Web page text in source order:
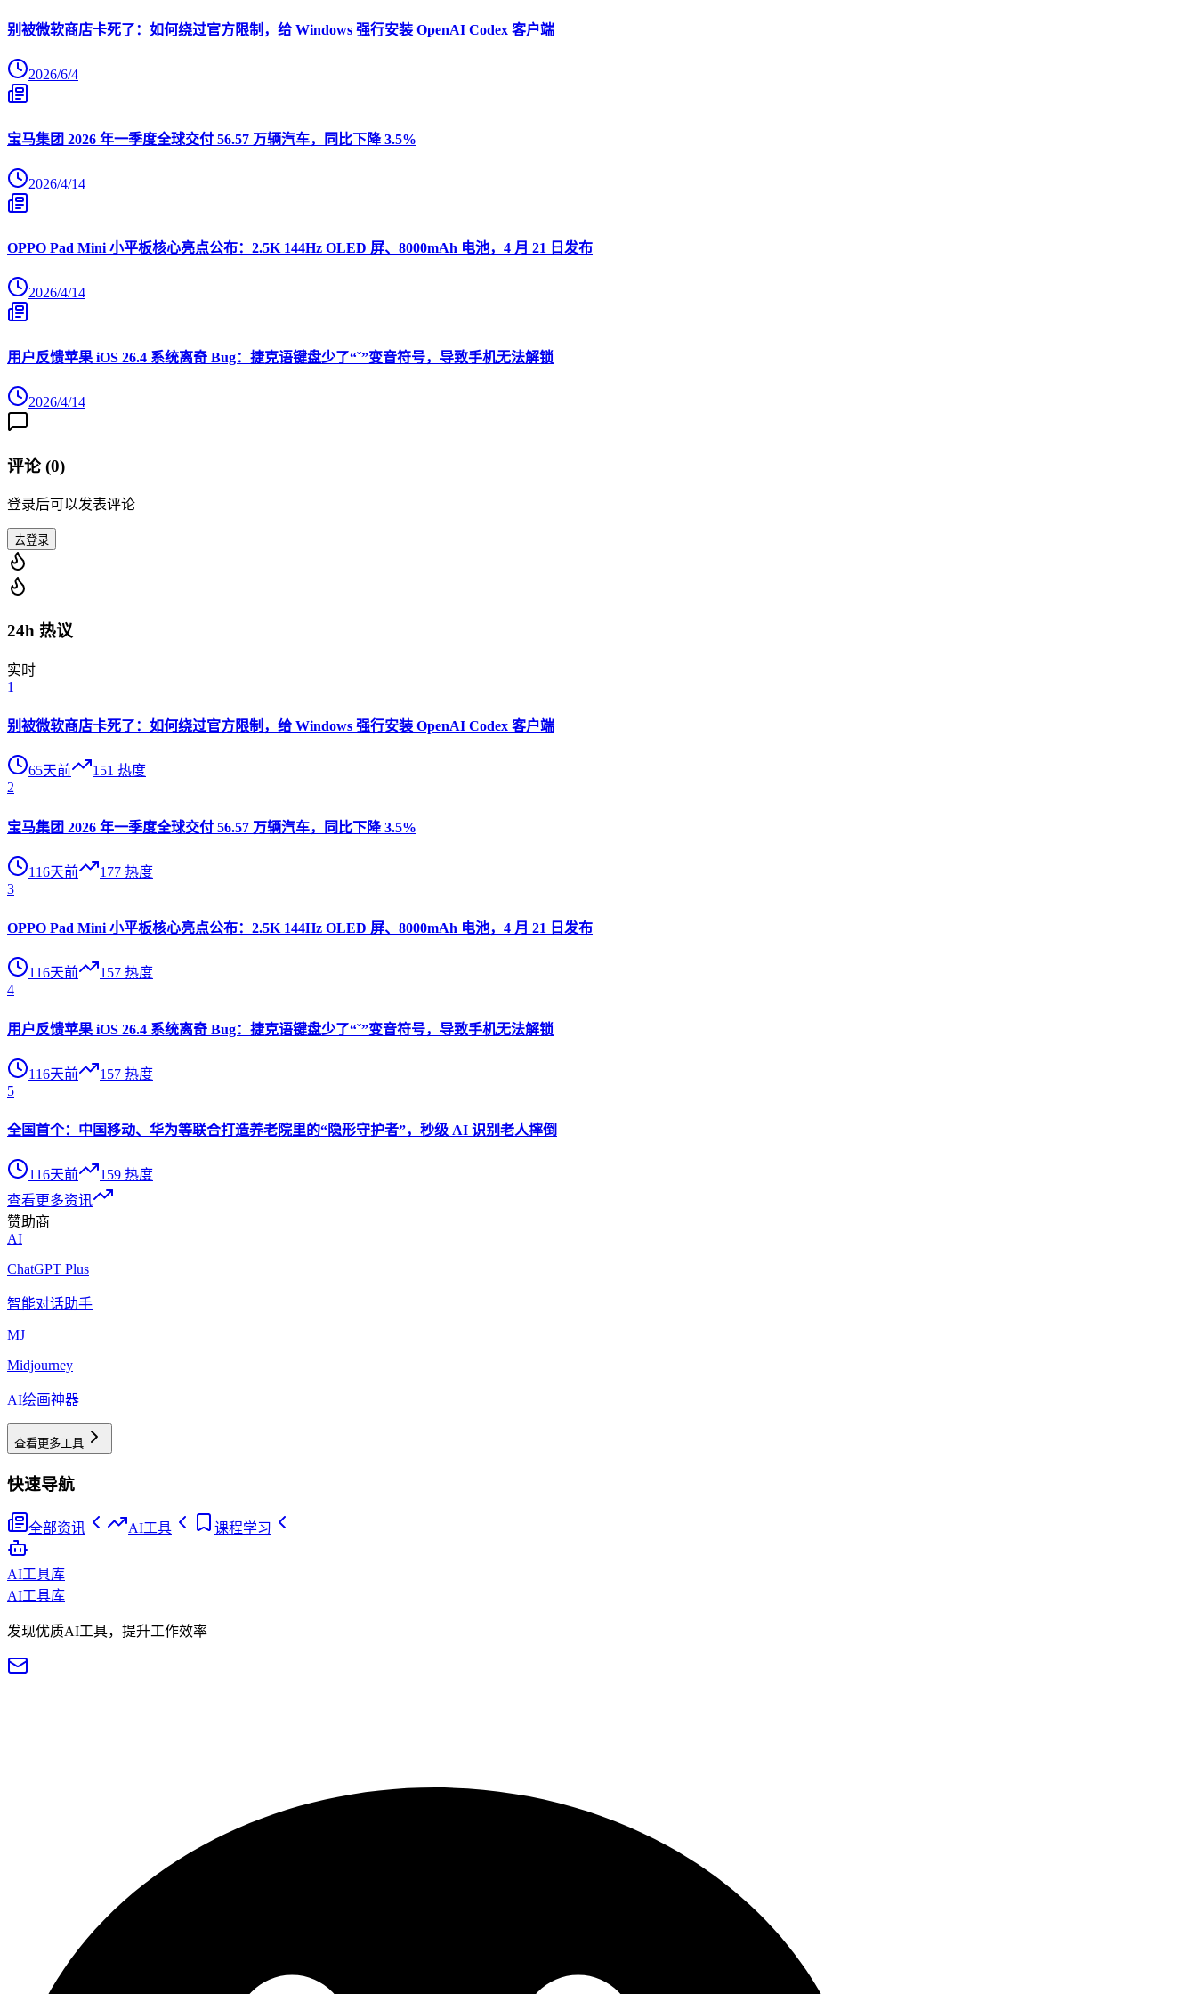
别被微软商店卡死了：如何绕过官方限制，给 Windows 强行安装 OpenAI Codex 客户端
2026/6/4
宝马集团 2026 年一季度全球交付 56.57 万辆汽车，同比下降 3.5%
2026/4/14
OPPO Pad Mini 小平板核心亮点公布：2.5K 144Hz OLED 屏、8000mAh 电池，4 月 21 日发布
2026/4/14
用户反馈苹果 iOS 26.4 系统离奇 Bug：捷克语键盘少了“ˇ”变音符号，导致手机无法解锁
2026/4/14
评论 (0)
登录后可以发表评论
去登录
24h 热议
实时
1
别被微软商店卡死了：如何绕过官方限制，给 Windows 强行安装 OpenAI Codex 客户端
65天前 151 热度
2
宝马集团 2026 年一季度全球交付 56.57 万辆汽车，同比下降 3.5%
116天前 177 热度
3
OPPO Pad Mini 小平板核心亮点公布：2.5K 144Hz OLED 屏、8000mAh 电池，4 月 21 日发布
116天前 157 热度
4
用户反馈苹果 iOS 26.4 系统离奇 Bug：捷克语键盘少了“ˇ”变音符号，导致手机无法解锁
116天前 157 热度
5
全国首个：中国移动、华为等联合打造养老院里的“隐形守护者”，秒级 AI 识别老人摔倒
116天前 159 热度
查看更多资讯
赞助商
AI
ChatGPT Plus
智能对话助手
MJ
Midjourney
AI绘画神器
查看更多工具
快速导航
全部资讯 AI工具 课程学习
AI工具库
AI工具库
发现优质AI工具，提升工作效率